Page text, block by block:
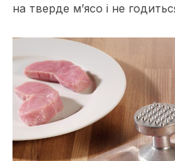
на тверде м’ясо і не